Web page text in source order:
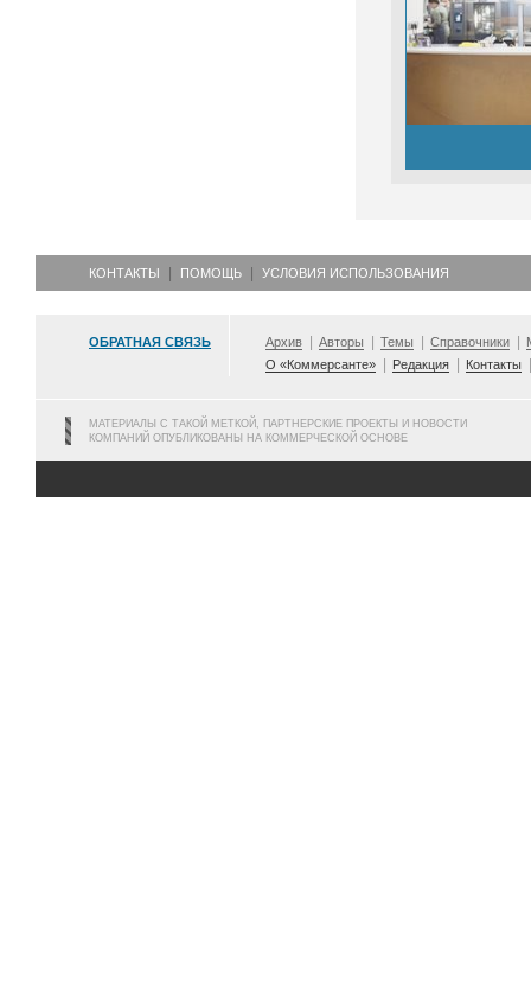
КОНТАКТЫ ПОМОЩЬ УСЛОВИЯ ИСПОЛЬЗОВАНИЯ
ОБРАТНАЯ СВЯЗЬ Архив Авторы Темы Справочники
О «Коммерсанте»
Редакция Контакты
МАТЕРИАЛЫ С ТАКОЙ МЕТКОЙ, ПАРТНЕРСКИЕ ПРОЕКТЫ И НОВОСТИ
КОМПАНИЙ ОПУБЛИКОВАНЫ НА КОММЕРЧЕСКОЙ ОСНОВЕ